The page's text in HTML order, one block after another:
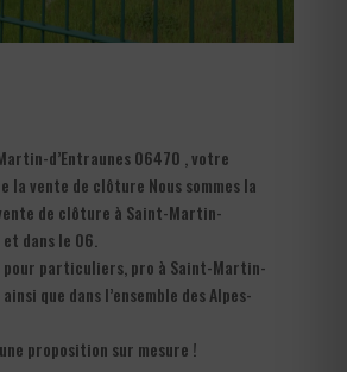
d’Entraunes 06470 , votre
la vente de clôture Nous sommes la
de clôture à Saint-Martin-
dans le 06.
particuliers, pro à Saint-Martin-
que dans l’ensemble des Alpes-
proposition sur mesure !